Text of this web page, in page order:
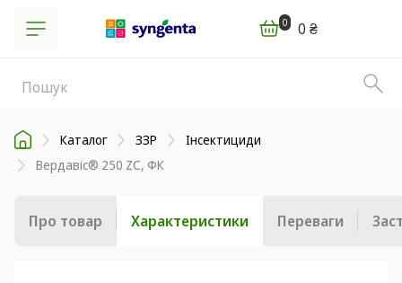
0 0 ₴
Каталог ЗЗР
Інсектициди
Вердавіс® 250 ZC, ФК
Про товар Характеристики Переваги